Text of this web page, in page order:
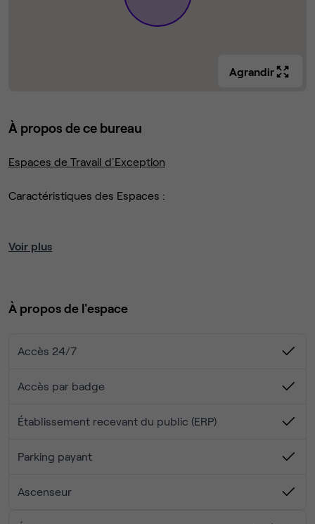
Agrandir
À propos de ce bureau
Espaces de Travail d'Exception
Caractéristiques des Espaces :
exposé nord - ouest
Services et Commodités :
Café central, espaces de convivialité.
24/7.
Voir plus
À propos de l'espace
Accès 24/7
Accès par badge
Établissement recevant du public (ERP)
Parking payant
Ascenseur